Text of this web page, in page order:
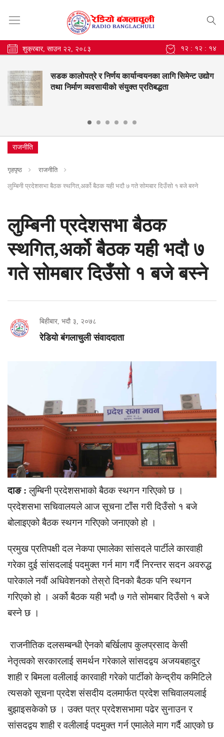
शुक्रबार, साउन २२, २०८३ १२ : १२ : १५
सडक कालोपत्रे र निर्णय कार्यान्वयनका लागि सिमेन्ट उद्योग
तथा निर्माण व्यवसायीको संयुक्त प्रतिबद्धता
राजनीति
गृहपृष्ठ राजनीति
लुम्बिनी प्रदेशसभा बैठक स्थगित,अर्को बैठक यही भदौ ७ गते सोमबार दिउँसो १ बजे बस्ने
लुम्बिनी प्रदेशसभा बैठक
स्थगित,अर्को बैठक यही भदौ ७
गते सोमबार दिउँसो १ बजे बस्ने
बिहीबार, भदौ ३, २०७८
रेडियो बंगलाचुली संवाददाता
दाङ :लुम्बिनी प्रदेशसभाको बैठक स्थगन गरिएको छ ।
प्रदेशसभा सचिवालयले आज सूचना टाँस गरी दिउँसो १ बजे
बोलाइएको बैठक स्थगन गरिएको जनाएको हो ।
प्रमुख प्रतिपक्षी दल नेकपा एमालेका सांसदले पार्टीले कारवाही
गरेका दुई सांसदलाई पदमुक्त गर्न माग गर्दै निरन्तर सदन अवरुद्ध
पारेकाले नवौं अधिवेशनको तेस्रो दिनको बैठक पनि स्थगन
गरिएको हो । अर्को बैठक यही भदौ ७ गते सोमबार दिउँसो १ बजे
बस्ने छ ।
राजनीतिक दलसम्बन्धी ऐनको बर्खिलाप कुलप्रसाद केसी
नेतृत्वको सरकारलाई समर्थन गरेकाले सांसदद्वय अजयबहादुर
शाही र बिमला वलीलाई कारवाही गरेको पार्टीको केन्द्रीय कमिटिले
त्यसको सूचना प्रदेश संसदीय दलमार्फत प्रदेश सचिवालयलाई
बुझाइसकेको छ । उक्त पत्र प्रदेशसभामा पढेर सुनाउन र
सांसदद्वय शाही र वलीलाई पदमुक्त गर्न एमालेले माग गर्दै आएको छ